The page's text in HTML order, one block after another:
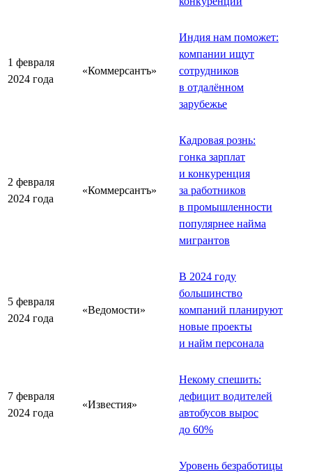
1 февраля
2024 года
«Коммерсантъ»
Индия нам поможет:
компании ищут
сотрудников
в отдалённом
зарубежье
2 февраля
2024 года
«Коммерсантъ»
Кадровая рознь:
гонка зарплат
и конкуренция
за работников
в промышленности
популярнее найма
мигрантов
5 февраля
2024 года
«Ведомости»
В 2024 году
большинство
компаний планируют
новые проекты
и найм персонала
7 февраля
2024 года
«Известия»
Некому спешить:
дефицит водителей
автобусов вырос
до 60%
Уровень безработицы